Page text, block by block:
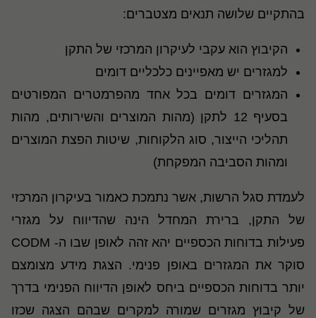
בהתקיים שלושה תנאים מצטברים:
הקיבוץ הוא עקבי לעיקרון המרכזי של התקן
למגזרים יש מאפיינים כלכליים דומים
המגזרים דומים בכל אחד מהפרמטרים המפורטים
בסעיף 12 לתקן (מהות המוצרים והשירותים, מהות
תהליכי הייצור, סוג הלקוחות, שיטות הפצת המוצרים
ומהות הסביבה המפקחת)
לעמדת סגל הרשות, אשר נתמכת כאמור בעיקרון המרכזי
של התקן, ברירת המחדל הינה שהדיווח על מגזרי
פעילות בדוחות הכספיים יהא זהה לאופן שבו ה- CODM
סוקר את המגזרים באופן פנימי. הצגת מידע מצומצם
יותר בדוחות הכספיים ביחס לאופן הדיווח הפנימי בדרך
של קיבוץ מגזרים שמורה למקרים שבהם הצגה שכזו